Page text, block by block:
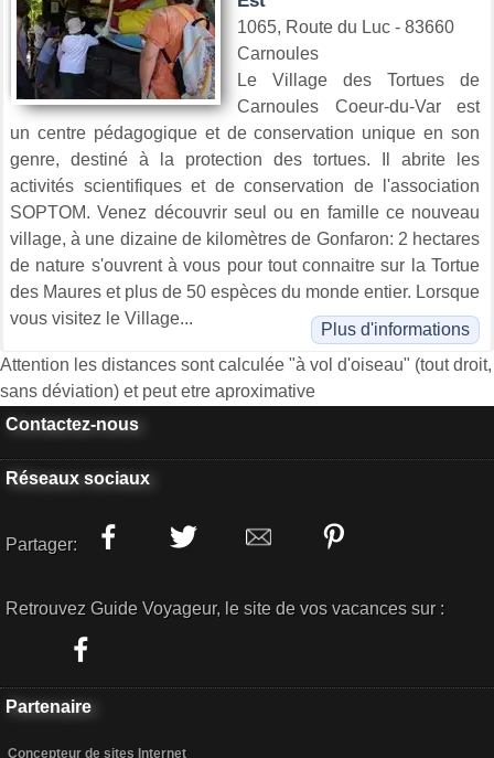
1065, Route du Luc - 83660
Carnoules
Le Village des Tortues de
Carnoules Coeur-du-Var est
un centre pédagogique et de conservation unique en son
genre, destiné à la protection des tortues. Il abrite les
activités scientifiques et de conservation de l'association
SOPTOM. Venez découvrir seul ou en famille ce nouveau
village, à une dizaine de kilomètres de Gonfaron: 2 hectares
de nature s'ouvrent à vous pour tout connaitre sur la Tortue
des Maures et plus de 50 espèces du monde entier. Lorsque
vous visitez le Village...
Plus d'informations
Attention les distances sont calculée "à vol d'oiseau" (tout droit,
sans déviation) et peut etre aproximative
Contactez-nous
Réseaux sociaux
Partager:
Retrouvez Guide Voyageur, le site de vos vacances sur :
Partenaire
Concepteur de sites Internet